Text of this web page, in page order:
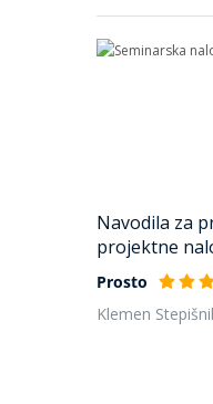
Navodila za
projektne
Prosto
Klemen